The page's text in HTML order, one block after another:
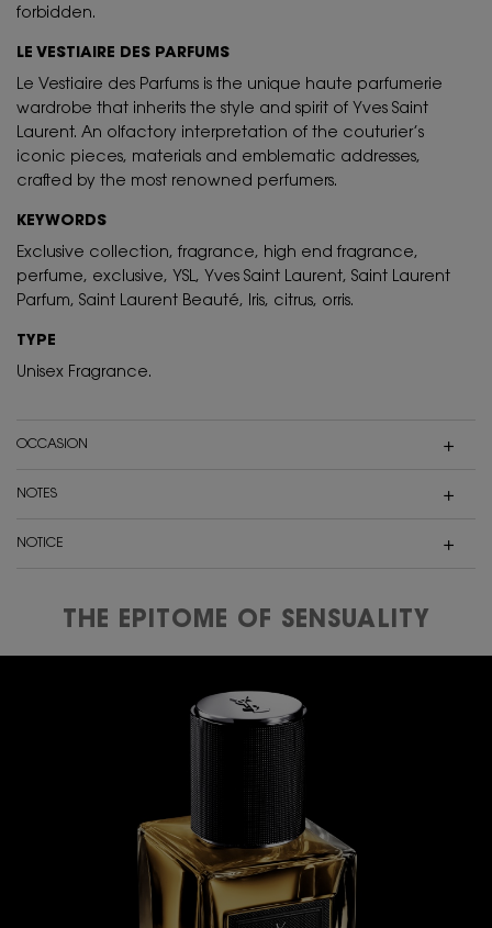
forbidden.
LE VESTIAIRE DES PARFUMS
Le Vestiaire des Parfums is the unique haute parfumerie
wardrobe that inherits the style and spirit of Yves Saint
Laurent. An olfactory interpretation of the couturier’s
iconic pieces, materials and emblematic addresses,
crafted by the most renowned perfumers.
KEYWORDS
Exclusive collection, fragrance, high end fragrance,
perfume, exclusive, YSL, Yves Saint Laurent, Saint Laurent
Parfum, Saint Laurent Beauté, Iris, citrus, orris.
TYPE
Unisex Fragrance.
OCCASION
NOTES
NOTICE
THE EPITOME OF SENSUALITY